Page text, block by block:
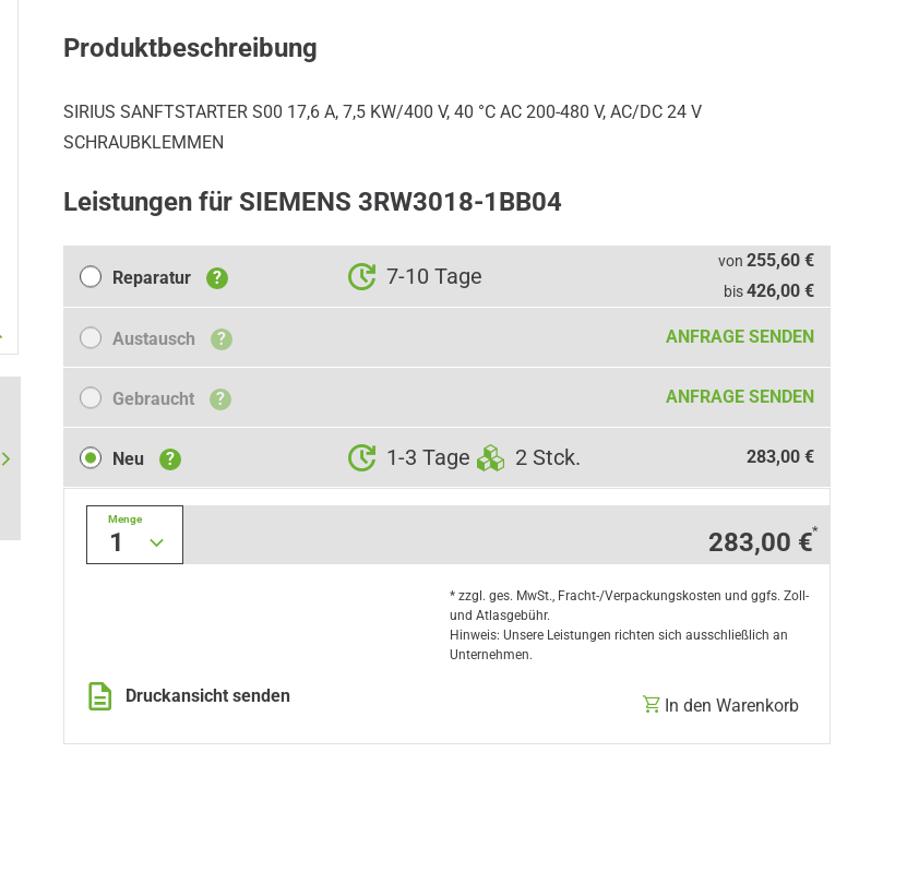
Produktbeschreibung
SIRIUS SANFTSTARTER S00 17,6 A, 7,5 KW/400 V, 40 °C AC 200-480 V, AC/DC 24 V
SCHRAUBKLEMMEN
Leistungen für SIEMENS 3RW3018-1BB04
Reparatur
Reparatur ? 7-10 Tage
von 255,60 €
bis426,00 €
Austausch
Austausch ? ANFRAGE SENDEN
Gebraucht
Gebraucht ? ANFRAGE SENDEN
Neu
Neu ? 1-3 Tage 2 Stck. 283,00 €
1
Menge
283,00 €*
* zzgl. ges. MwSt., Fracht-/Verpackungskosten und ggfs. Zoll-
und Atlasgebühr.
Hinweis: Unsere Leistungen richten sich ausschließlich an
Unternehmen.
In den Warenkorb
Druckansicht senden